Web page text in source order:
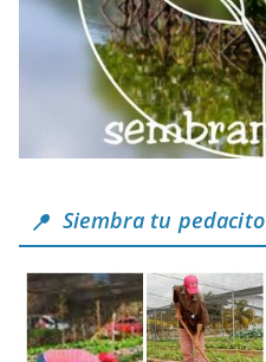
Siembra tu pedacito